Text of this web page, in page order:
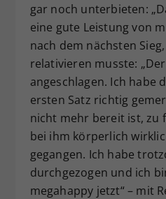
gar noch unterbieten:
eine gute Leistung von
nach dem nächsten
relativieren musste:
angeschlagen. Ich habe
ersten Satz richtig
nicht mehr bereit ist, zu
bei ihm körperlich
gegangen. Ich habe
durchgezogen und ich
megahappy jetzt“ – mit